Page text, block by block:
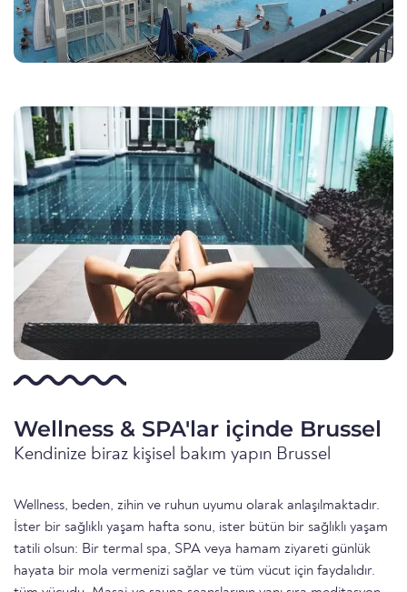
Wellness & SPA'lar içinde Brussel
Kendinize biraz kişisel bakım yapın Brussel
Wellness, beden, zihin ve ruhun uyumu olarak anlaşılmaktadır.
İster bir sağlıklı yaşam hafta sonu, ister bütün bir sağlıklı yaşam
tatili olsun: Bir termal spa, SPA veya hamam ziyareti günlük
hayata bir mola vermenizi sağlar ve tüm vücut için faydalıdır.